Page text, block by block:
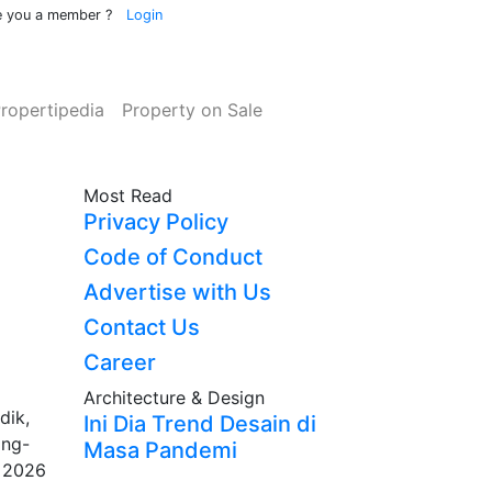
you a member ? Login
(current)
Property on Sale(current)
Most Read
Privacy Policy
Code of Conduct
Advertise with Us
Contact Us
Career
Architecture & Design
Ini Dia Trend Desain di
Masa Pandemi